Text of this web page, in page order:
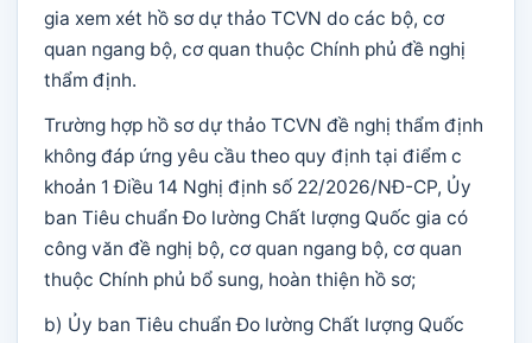
gia xem xét hồ sơ dự thảo TCVN do các bộ, cơ
quan ngang bộ, cơ quan thuộc Chính phủ đề nghị
thẩm định.
Trường hợp hồ sơ dự thảo TCVN đề nghị thẩm định
không đáp ứng yêu cầu theo quy định tại điểm c
khoản 1 Điều 14 Nghị định số 22/2026/NĐ-CP, Ủy
ban Tiêu chuẩn Đo lường Chất lượng Quốc gia có
công văn đề nghị bộ, cơ quan ngang bộ, cơ quan
thuộc Chính phủ bổ sung, hoàn thiện hồ sơ;
b) Ủy ban Tiêu chuẩn Đo lường Chất lượng Quốc